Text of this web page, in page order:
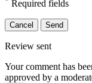
Required fields
Cancel Send
Review sent
Your comment has
approved by a